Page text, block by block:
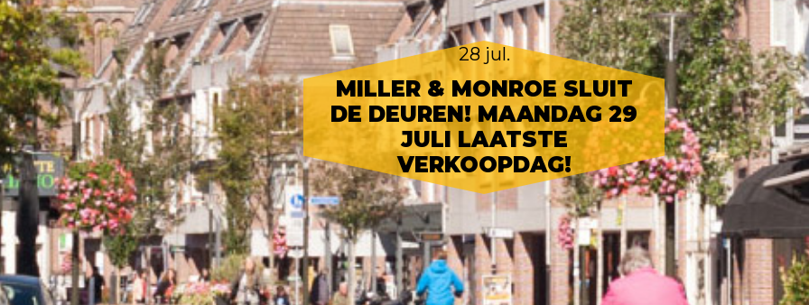
28 jul.
MILLER & MONROE SLUIT
DE DEUREN! MAANDAG 29
JULI LAATSTE
VERKOOPDAG!